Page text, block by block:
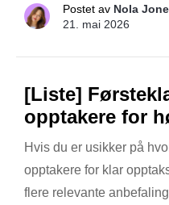
Postet av Nola
21. mai 2026
[Liste]
opptakere for
Hvis du er usikker på
opptakere for klar
flere relevante